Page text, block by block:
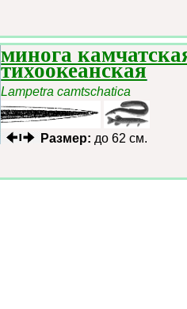
минога
тихоокеанская
Lampetra camtschatica
Размер: до 62 см.